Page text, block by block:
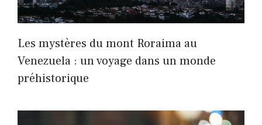
Les mystères du mont Roraima au
Venezuela : un voyage dans un monde
préhistorique